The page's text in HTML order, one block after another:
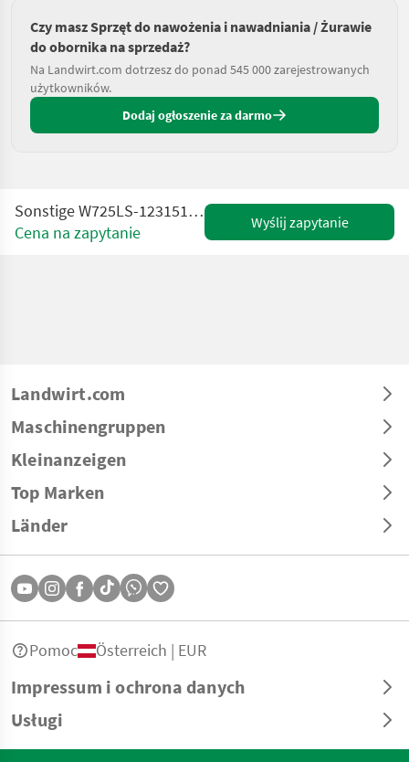
Czy masz Sprzęt do nawożenia i nawadniania / Żurawie
do obornika na sprzedaż?
Na Landwirt.com dotrzesz do ponad 545 000 zarejestrowanych
użytkowników.
Dodaj ogłoszenie za darmo
Sonstige W725LS-1231511H94-Dipperstick/Stiel/Lepelsteel
Cena na zapytanie
Wyślij zapytanie
Landwirt.com
Maschinengruppen
Kleinanzeigen
Top Marken
Länder
Impressum i ochrona danych
Usługi
Pomoc Österreich | EUR